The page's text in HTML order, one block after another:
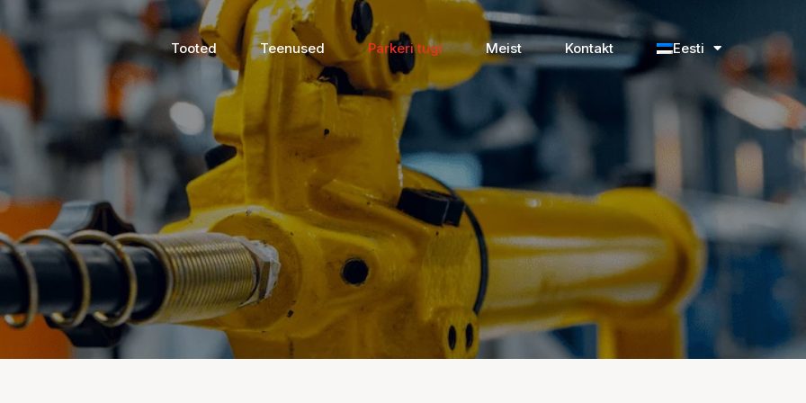
Tooted Teenused Parkeri tugi Meist Kontakt Eesti